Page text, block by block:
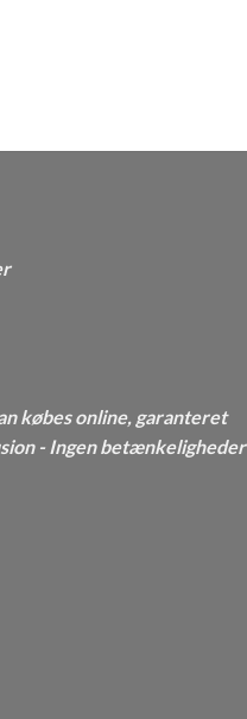
købes online, garanteret
- Ingen betænkeligheder